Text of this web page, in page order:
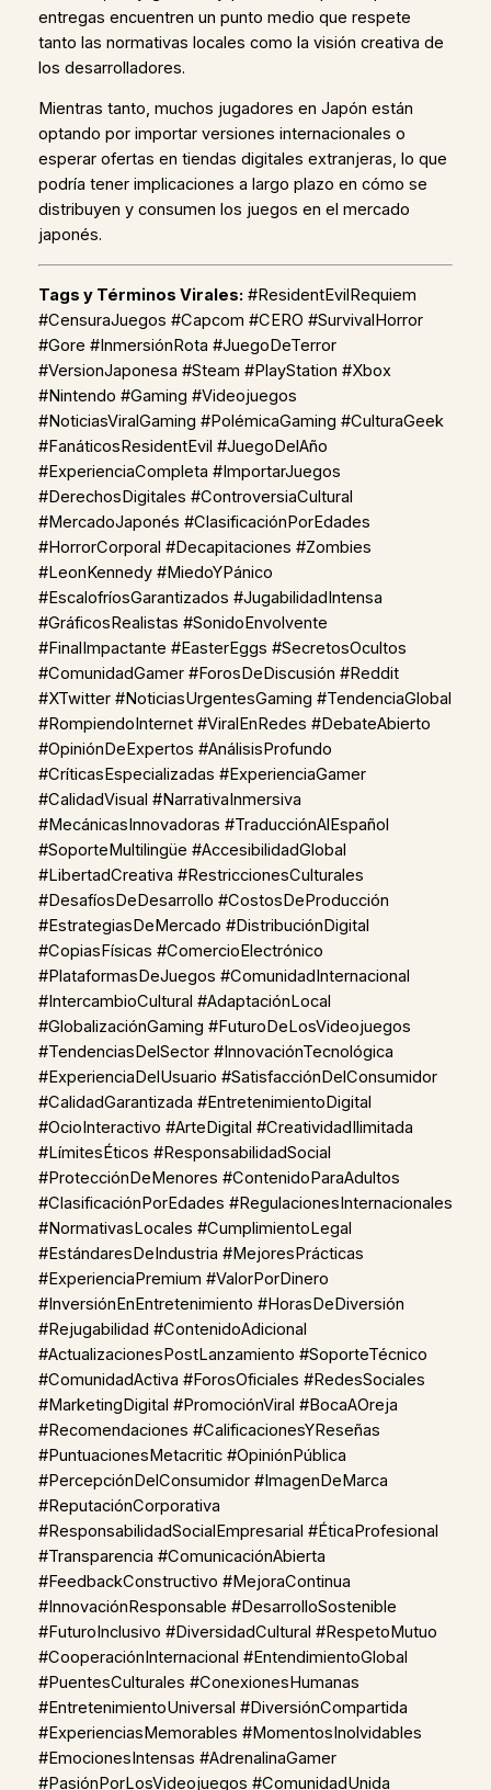
entregas encuentren un punto medio que respete
tanto las normativas locales como la visión creativa de
los desarrolladores.
Mientras tanto, muchos jugadores en Japón están
optando por importar versiones internacionales o
esperar ofertas en tiendas digitales extranjeras, lo que
podría tener implicaciones a largo plazo en cómo se
distribuyen y consumen los juegos en el mercado
japonés.
Tags y Términos Virales: #ResidentEvilRequiem
#CensuraJuegos #Capcom #CERO #SurvivalHorror
#Gore #InmersiónRota #JuegoDeTerror
#VersionJaponesa #Steam #PlayStation #Xbox
#Nintendo #Gaming #Videojuegos
#NoticiasViralGaming #PolémicaGaming #CulturaGeek
#FanáticosResidentEvil #JuegoDelAño
#ExperienciaCompleta #ImportarJuegos
#DerechosDigitales #ControversiaCultural
#MercadoJaponés #ClasificaciónPorEdades
#HorrorCorporal #Decapitaciones #Zombies
#LeonKennedy #MiedoYPánico
#EscalofríosGarantizados #JugabilidadIntensa
#GráficosRealistas #SonidoEnvolvente
#FinalImpactante #EasterEggs #SecretosOcultos
#ComunidadGamer #ForosDeDiscusión #Reddit
#XTwitter #NoticiasUrgentesGaming #TendenciaGlobal
#RompiendoInternet #ViralEnRedes #DebateAbierto
#OpiniónDeExpertos #AnálisisProfundo
#CríticasEspecializadas #ExperienciaGamer
#CalidadVisual #NarrativaInmersiva
#MecánicasInnovadoras #TraducciónAlEspañol
#SoporteMultilingüe #AccesibilidadGlobal
#LibertadCreativa #RestriccionesCulturales
#DesafíosDeDesarrollo #CostosDeProducción
#EstrategiasDeMercado #DistribuciónDigital
#CopiasFísicas #ComercioElectrónico
#PlataformasDeJuegos #ComunidadInternacional
#IntercambioCultural #AdaptaciónLocal
#GlobalizaciónGaming #FuturoDeLosVideojuegos
#TendenciasDelSector #InnovaciónTecnológica
#ExperienciaDelUsuario #SatisfacciónDelConsumidor
#CalidadGarantizada #EntretenimientoDigital
#OcioInteractivo #ArteDigital #CreatividadIlimitada
#LímitesÉticos #ResponsabilidadSocial
#ProtecciónDeMenores #ContenidoParaAdultos
#ClasificaciónPorEdades #RegulacionesInternacionales
#NormativasLocales #CumplimientoLegal
#EstándaresDeIndustria #MejoresPrácticas
#ExperienciaPremium #ValorPorDinero
#InversiónEnEntretenimiento #HorasDeDiversión
#Rejugabilidad #ContenidoAdicional
#ActualizacionesPostLanzamiento #SoporteTécnico
#ComunidadActiva #ForosOficiales #RedesSociales
#MarketingDigital #PromociónViral #BocaAOreja
#Recomendaciones #CalificacionesYReseñas
#PuntuacionesMetacritic #OpiniónPública
#PercepciónDelConsumidor #ImagenDeMarca
#ReputaciónCorporativa
#ResponsabilidadSocialEmpresarial #ÉticaProfesional
#Transparencia #ComunicaciónAbierta
#FeedbackConstructivo #MejoraContinua
#InnovaciónResponsable #DesarrolloSostenible
#FuturoInclusivo #DiversidadCultural #RespetoMutuo
#CooperaciónInternacional #EntendimientoGlobal
#PuentesCulturales #ConexionesHumanas
#EntretenimientoUniversal #DiversiónCompartida
#ExperienciasMemorables #MomentosInolvidables
#EmocionesIntensas #AdrenalinaGamer
#PasiónPorLosVideojuegos #ComunidadUnida